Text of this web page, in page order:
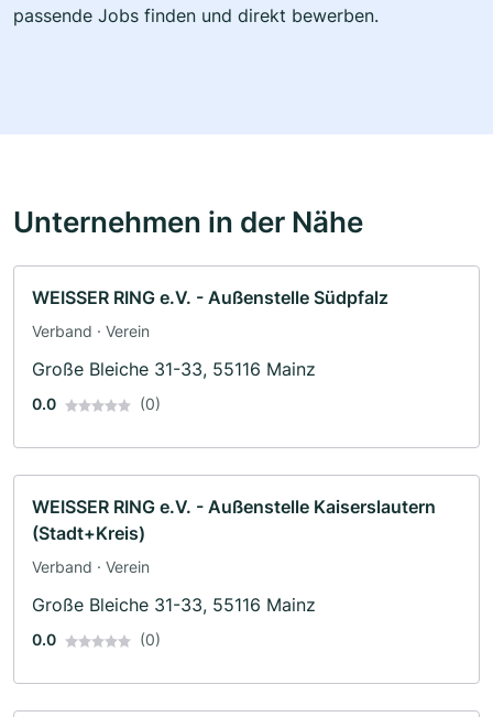
passende Jobs finden und direkt bewerben.
Unternehmen in der Nähe
WEISSER RING e.V. - Außenstelle Südpfalz
Verband · Verein
Große Bleiche 31-33, 55116 Mainz
0.0 (0)
WEISSER RING e.V. - Außenstelle Kaiserslautern
(Stadt+Kreis)
Verband · Verein
Große Bleiche 31-33, 55116 Mainz
0.0 (0)